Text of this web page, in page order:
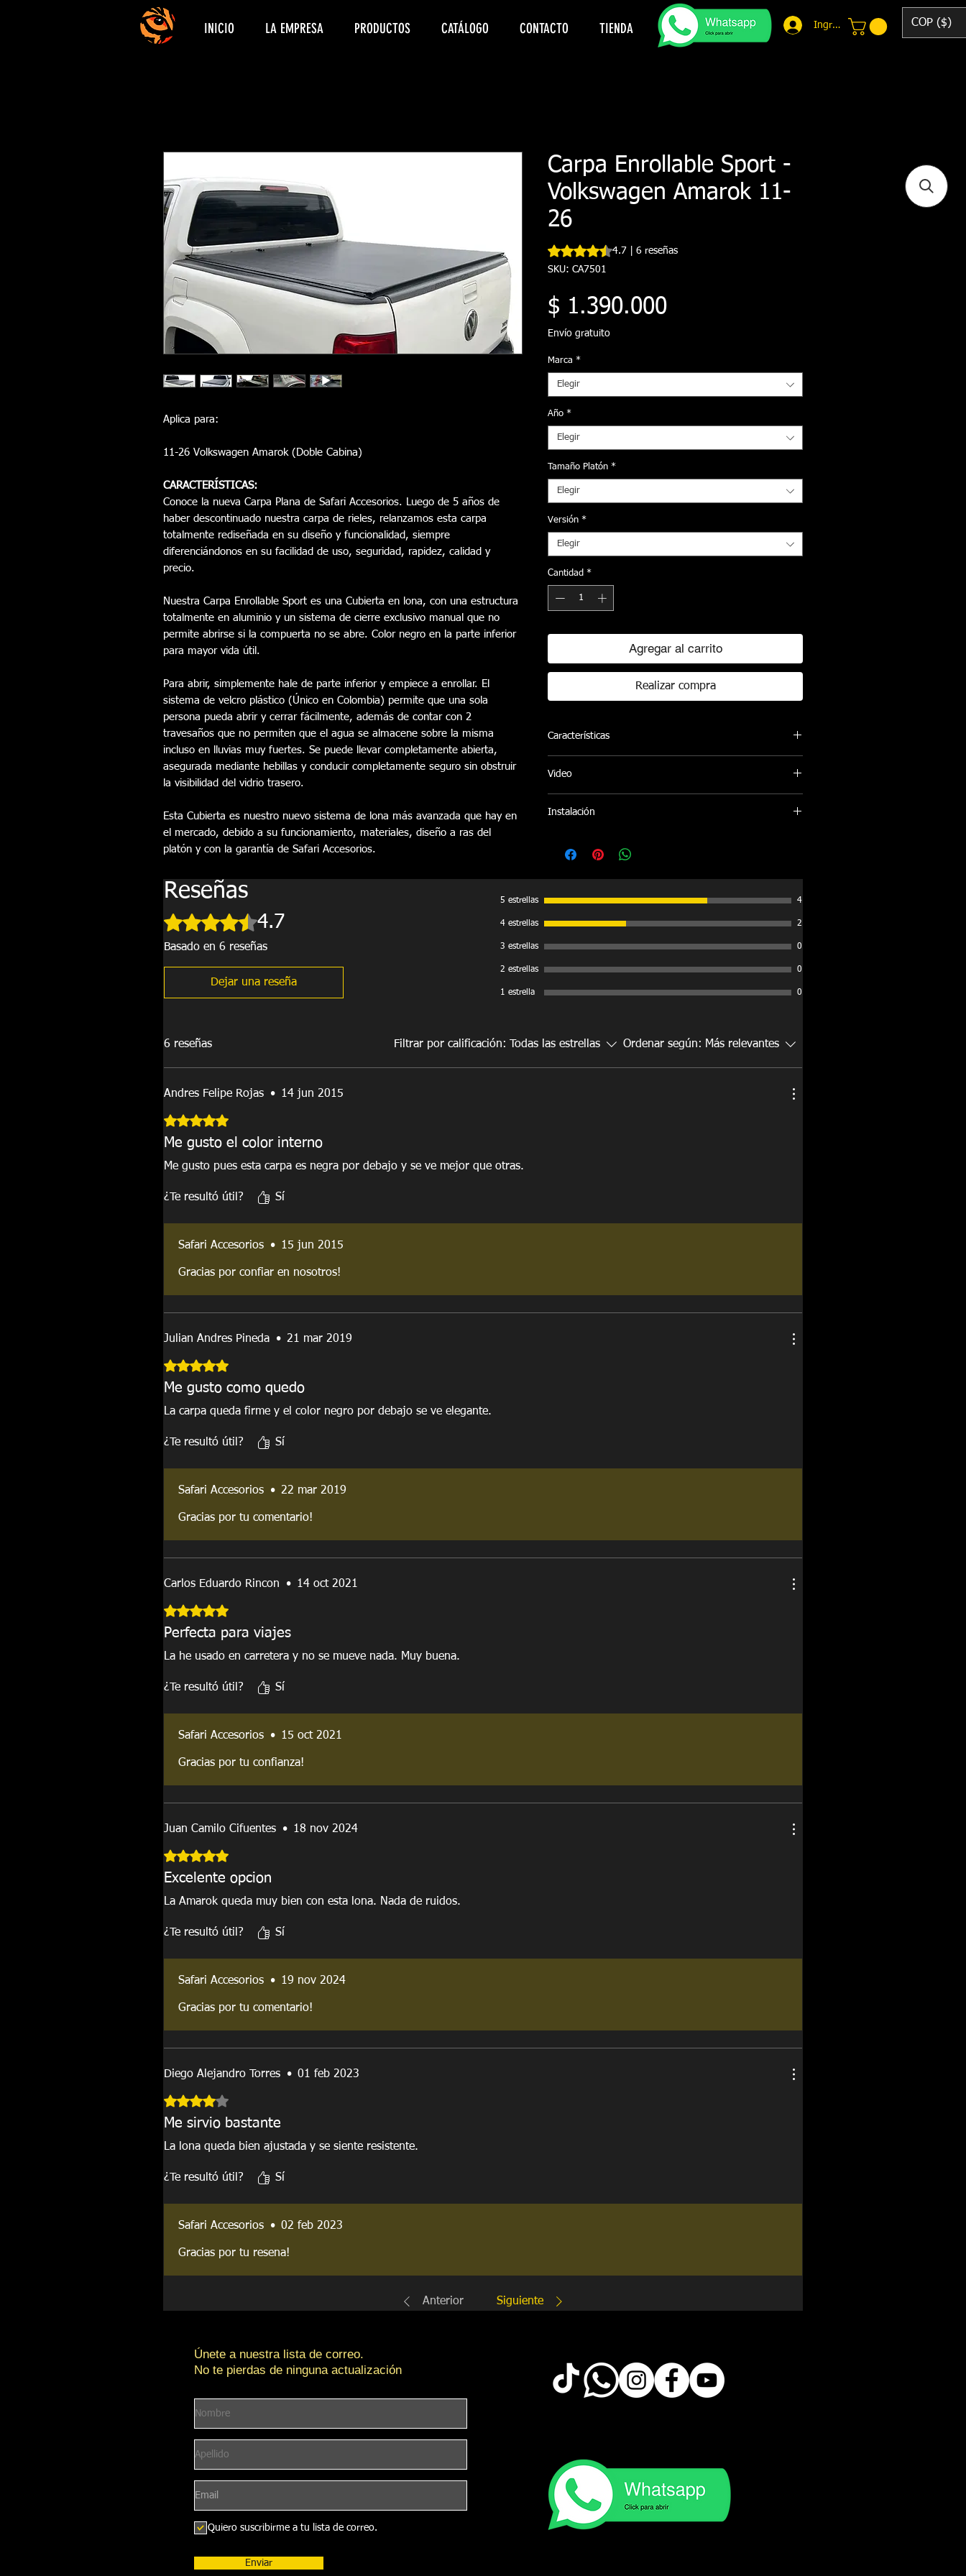
INICIO LA EMPRESA PRODUCTOS CATÁLOGO CONTACTO TIENDA Ingresar COP ($)
Aplica para:
11-26 Volkswagen Amarok (Doble Cabina)
CARACTERÍSTICAS:
Conoce la nueva Carpa Plana de Safari Accesorios. Luego de 5 años de
haber descontinuado nuestra carpa de rieles, relanzamos esta carpa
totalmente rediseñada en su diseño y funcionalidad, siempre
diferenciándonos en su facilidad de uso, seguridad, rapidez, calidad y
precio.
Nuestra Carpa Enrollable Sport es una Cubierta en lona, con una estructura
totalmente en aluminio y un sistema de cierre exclusivo manual que no
permite abrirse si la compuerta no se abre. Color negro en la parte inferior
para mayor vida útil.
Para abrir, simplemente hale de parte inferior y empiece a enrollar. El
sistema de velcro plástico (Único en Colombia) permite que una sola
persona pueda abrir y cerrar fácilmente, además de contar con 2
travesaños que no permiten que el agua se almacene sobre la misma
incluso en lluvias muy fuertes. Se puede llevar completamente abierta,
asegurada mediante hebillas y conducir completamente seguro sin obstruir
la visibilidad del vidrio trasero.
Esta Cubierta es nuestro nuevo sistema de lona más avanzada que hay en
el mercado, debido a su funcionamiento, materiales, diseño a ras del
platón y con la garantía de Safari Accesorios.
Carpa Enrollable Sport -
Volkswagen Amarok 11-
26
Según 6 reseñas, la calificación es de 4.7 de 5 estrellas
4.7 | 6 reseñas
SKU: CA7501
$ 1.390.000Precio
Envío gratuito
Marca *
Elegir
Año *
Elegir
Tamaño Platón *
Elegir
Versión *
Elegir
Cantidad *
Agregar al carrito
Realizar compra
Características
en Tela (Lona Laminada) elaborada con refuerzo de
poliéster y texturizado en tejido de punto.
Al abrir la Cubierta, el velcro le permitirá abrirla
abierta, asegurarla con las hebillas y conducir
Sistema lateral de Velcro único en Colombia para su
Sistema de cierre automático que abre desde ambos
lados del platón.
No requiere mantenimiento de ningún tipo.
Nuestra Cubierta es totalmente resistente al agua. Su
El sistema de Velcro y su chapa bloquean
Video
Instalación
Pereira sin costo adicional con cita previa. Para
Reseñas
Obtuvo 4,7 de 5 estrellas.
4.7
Basado en 6 reseñas
Dejar una reseña
5 estrellas 4
4 estrellas 2
3 estrellas 0
2 estrellas 0
1 estrella 0
6 reseñas Filtrar por calificación: Todas las estrellas Ordenar según: Más relevantes
Andres Felipe Rojas • 14 jun 2015
Obtuvo 5 de 5 estrellas.
Me gusto el color interno
Me gusto pues esta carpa es negra por debajo y se ve mejor que otras.
¿Te resultó útil? Sí
Safari Accesorios • 15 jun 2015
Gracias por confiar en nosotros!
Julian Andres Pineda • 21 mar 2019
Obtuvo 5 de 5 estrellas.
Me gusto como quedo
La carpa queda firme y el color negro por debajo se ve elegante.
¿Te resultó útil? Sí
Safari Accesorios • 22 mar 2019
Gracias por tu comentario!
Carlos Eduardo Rincon • 14 oct 2021
Obtuvo 5 de 5 estrellas.
Perfecta para viajes
La he usado en carretera y no se mueve nada. Muy buena.
¿Te resultó útil? Sí
Safari Accesorios • 15 oct 2021
Gracias por tu confianza!
Juan Camilo Cifuentes • 18 nov 2024
Obtuvo 5 de 5 estrellas.
Excelente opcion
La Amarok queda muy bien con esta lona. Nada de ruidos.
¿Te resultó útil? Sí
Safari Accesorios • 19 nov 2024
Gracias por tu comentario!
Diego Alejandro Torres • 01 feb 2023
Obtuvo 4 de 5 estrellas.
Me sirvio bastante
La lona queda bien ajustada y se siente resistente.
¿Te resultó útil? Sí
Safari Accesorios • 02 feb 2023
Gracias por tu resena!
Anterior Siguiente
Únete a nuestra lista de correo.
No te pierdas de ninguna actualización
Quiero suscribirme a tu lista de correo.
Enviar